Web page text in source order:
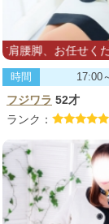
お任せください
時間 17:00
フジワラ 52才
ランク：
忙しい毎